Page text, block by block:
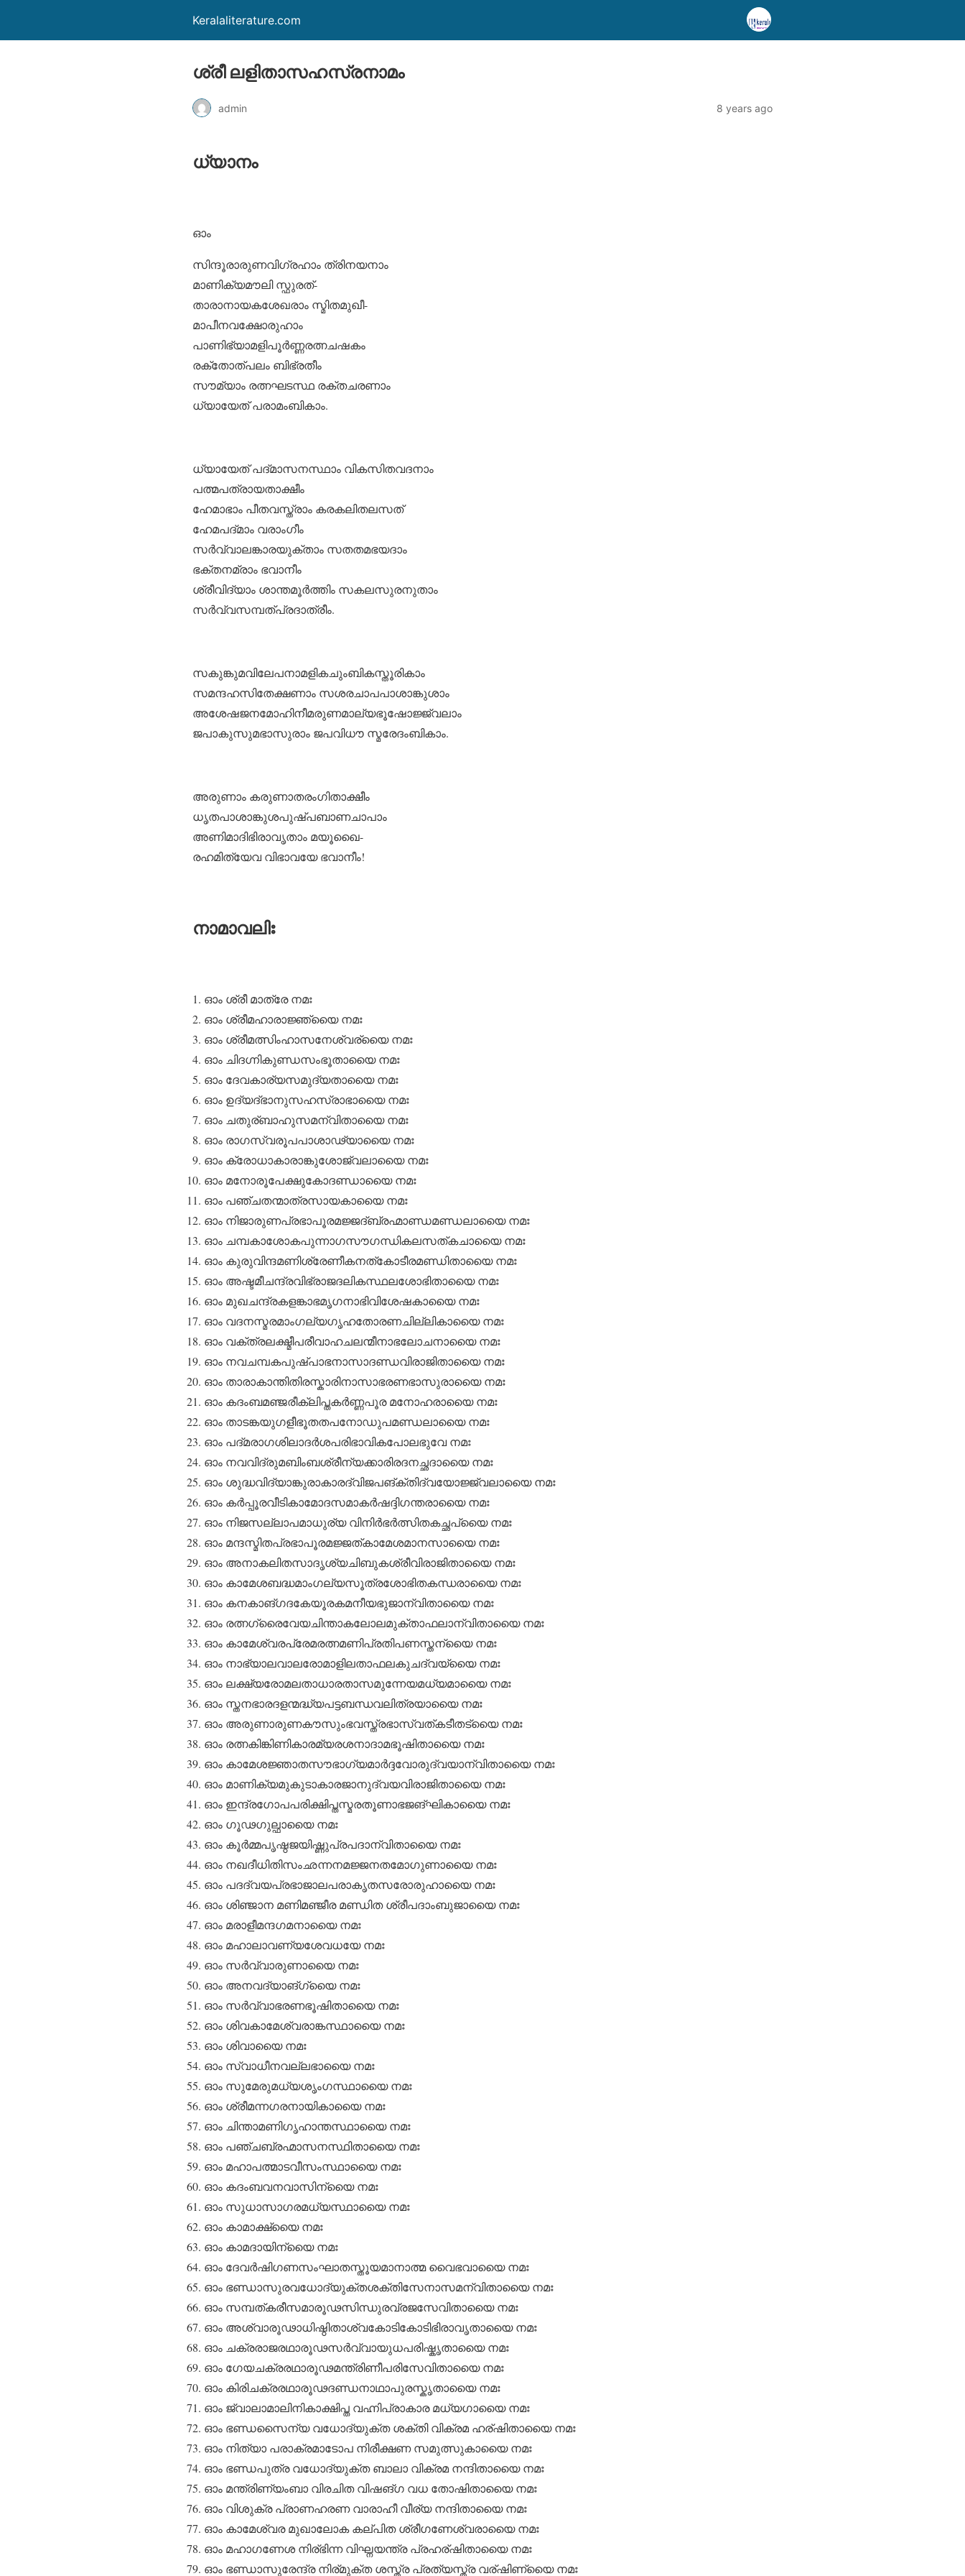
Keralaliterature.com
ശ്രീ ലളിതാസഹസ്രനാമം
admin 8 years ago
ധ്യാനം
ഓം
സിന്ദൂരാരുണവിഗ്രഹാം ത്രിനയനാം
മാണിക്യമൗലി സ്ഫുരത്-
താരാനായകശേഖരാം സ്മിതമുഖീ-
മാപീനവക്ഷോരുഹാം
പാണിഭ്യാമളിപൂർണ്ണരത്നചഷകം
രക്തോത്പലം ബിഭ്രതീം
സൗമ്യാം രത്നഘടസ്ഥ രക്തചരണാം
ധ്യായേത് പരാമംബികാം.
ധ്യായേത് പദ്മാസനസ്ഥാം വികസിതവദനാം
പത്മപത്രായതാക്ഷീം
ഹേമാഭാം പീതവസ്ത്രാം കരകലിതലസത്
ഹേമപദ്മാം വരാംഗീം
സർവ്വാലങ്കാരയുക്താം സതതമഭയദാം
ഭക്തനമ്രാം ഭവാനീം
ശ്രീവിദ്യാം ശാന്തമൂർത്തിം സകലസുരനുതാം
സർവ്വസമ്പത്പ്രദാത്രീം.
സകുങ്കുമവിലേപനാമളികചുംബികസ്തൂരികാം
സമന്ദഹസിതേക്ഷണാം സശരചാപപാശാങ്കുശാം
അശേഷജനമോഹിനീമരുണമാല്യഭൂഷോജ്ജ്വലാം
ജപാകുസുമഭാസുരാം ജപവിധൗ സ്മരേദംബികാം.
അരുണാം കരുണാതരംഗിതാക്ഷീം
ധൃതപാശാങ്കുശപുഷ്പബാണചാപാം
അണിമാദിഭിരാവൃതാം മയൂഖൈ-
രഹമിത്യേവ വിഭാവയേ ഭവാനീം!
നാമാവലിഃ
ഓം ശ്രീ മാത്രേ നമഃ
ഓം ശ്രീമഹാരാജ്ഞ്യൈ നമഃ
ഓം ശ്രീമത്സിംഹാസനേശ്വര്യൈ നമഃ
ഓം ചിദഗ്നികുണ്ഡസംഭൂതായൈ നമഃ
ഓം ദേവകാര്യസമുദ്യതായൈ നമഃ
ഓം ഉദ്യദ്ഭാനുസഹസ്രാഭായൈ നമഃ
ഓം ചതുര്ബാഹുസമന്വിതായൈ നമഃ
ഓം രാഗസ്വരൂപപാശാഢ്യായൈ നമഃ
ഓം ക്രോധാകാരാങ്കുശോജ്വലായൈ നമഃ
ഓം മനോരൂപേക്ഷുകോദണ്ഡായൈ നമഃ
ഓം പഞ്ചതന്മാത്രസായകായൈ നമഃ
ഓം നിജാരുണപ്രഭാപൂരമജ്ജദ്ബ്രഹ്മാണ്ഡമണ്ഡലായൈ നമഃ
ഓം ചമ്പകാശോകപുന്നാഗസൗഗന്ധികലസത്കചായൈ നമഃ
ഓം കുരുവിന്ദമണിശ്രേണീകനത്കോടീരമണ്ഡിതായൈ നമഃ
ഓം അഷ്ടമീചന്ദ്രവിഭ്രാജദലികസ്ഥലശോഭിതായൈ നമഃ
ഓം മുഖചന്ദ്രകളങ്കാഭമൃഗനാഭിവിശേഷകായൈ നമഃ
ഓം വദനസ്മരമാംഗല്യഗൃഹതോരണചില്ലികായൈ നമഃ
ഓം വക്ത്രലക്ഷ്മീപരീവാഹചലന്മീനാഭലോചനായൈ നമഃ
ഓം നവചമ്പകപുഷ്പാഭനാസാദണ്ഡവിരാജിതായൈ നമഃ
ഓം താരാകാന്തിതിരസ്കാരിനാസാഭരണഭാസുരായൈ നമഃ
ഓം കദംബമഞ്ജരീക്ലിപ്തകർണ്ണപൂര മനോഹരായൈ നമഃ
ഓം താടങ്കയുഗളീഭൂതതപനോഡുപമണ്ഡലായൈ നമഃ
ഓം പദ്മരാഗശിലാദർശപരിഭാവികപോലഭുവേ നമഃ
ഓം നവവിദ്രുമബിംബശ്രീന്യക്കാരിരദനച്ഛദായൈ നമഃ
ഓം ശുദ്ധവിദ്യാങ്കുരാകാരദ്വിജപങ്‌ക്തിദ്വയോജ്ജ്വലായൈ നമഃ
ഓം കർപ്പൂരവീടികാമോദസമാകർഷദ്ദിഗന്തരായൈ നമഃ
ഓം നിജസല്ലാപമാധുര്യ വിനിർഭർത്സിതകച്ഛപ്യൈ നമഃ
ഓം മന്ദസ്മിതപ്രഭാപൂരമജ്ജത്കാമേശമാനസായൈ നമഃ
ഓം അനാകലിതസാദൃശ്യചിബുകശ്രീവിരാജിതായൈ നമഃ
ഓം കാമേശബദ്ധമാംഗല്യസൂത്രശോഭിതകന്ധരായൈ നമഃ
ഓം കനകാങ്ഗദകേയൂരകമനീയഭുജാന്വിതായൈ നമഃ
ഓം രത്നഗ്രൈവേയചിന്താകലോലമുക്താഫലാന്വിതായൈ നമഃ
ഓം കാമേശ്വരപ്രേമരത്നമണിപ്രതിപണസ്തന്യൈ നമഃ
ഓം നാഭ്യാലവാലരോമാളിലതാഫലകുചദ്വയ്യൈ നമഃ
ഓം ലക്ഷ്യരോമലതാധാരതാസമുന്നേയമധ്യമായൈ നമഃ
ഓം സ്തനഭാരദളന്മദ്ധ്യപട്ടബന്ധവലിത്രയായൈ നമഃ
ഓം അരുണാരുണകൗസുംഭവസ്ത്രഭാസ്വത്കടീതട്യൈ നമഃ
ഓം രത്നകിങ്കിണികാരമ്യരശനാദാമഭൂഷിതായൈ നമഃ
ഓം കാമേശജ്ഞാതസൗഭാഗ്യമാർദ്ദവോരുദ്വയാന്വിതായൈ നമഃ
ഓം മാണിക്യമുകുടാകാരജാനുദ്വയവിരാജിതായൈ നമഃ
ഓം ഇന്ദ്രഗോപപരിക്ഷിപ്തസ്മരതൂണാഭജങ്ഘികായൈ നമഃ
ഓം ഗൂഢഗുല്ഫായൈ നമഃ
ഓം കൂർമ്മപൃഷ്ഠജയിഷ്ണുപ്രപദാന്വിതായൈ നമഃ
ഓം നഖദീധിതിസംഛന്നനമജ്ജനതമോഗുണായൈ നമഃ
ഓം പദദ്വയപ്രഭാജാലപരാകൃതസരോരുഹായൈ നമഃ
ഓം ശിഞ്ജാന മണിമഞ്ജീര മണ്ഡിത ശ്രീപദാംബുജായൈ നമഃ
ഓം മരാളീമന്ദഗമനായൈ നമഃ
ഓം മഹാലാവണ്യശേവധയേ നമഃ
ഓം സർവ്വാരുണായൈ നമഃ
ഓം അനവദ്യാങ്ഗ്യൈ നമഃ
ഓം സർവ്വാഭരണഭൂഷിതായൈ നമഃ
ഓം ശിവകാമേശ്വരാങ്കസ്ഥായൈ നമഃ
ഓം ശിവായൈ നമഃ
ഓം സ്വാധീനവല്ലഭായൈ നമഃ
ഓം സുമേരുമധ്യശൃംഗസ്ഥായൈ നമഃ
ഓം ശ്രീമന്നഗരനായികായൈ നമഃ
ഓം ചിന്താമണിഗൃഹാന്തസ്ഥായൈ നമഃ
ഓം പഞ്ചബ്രഹ്മാസനസ്ഥിതായൈ നമഃ
ഓം മഹാപത്മാടവീസംസ്ഥായൈ നമഃ
ഓം കദംബവനവാസിന്യൈ നമഃ
ഓം സുധാസാഗരമധ്യസ്ഥായൈ നമഃ
ഓം കാമാക്ഷ്യൈ നമഃ
ഓം കാമദായിന്യൈ നമഃ
ഓം ദേവർഷിഗണസംഘാതസ്തൂയമാനാത്മ വൈഭവായൈ നമഃ
ഓം ഭണ്ഡാസുരവധോദ്യുക്തശക്തിസേനാസമന്വിതായൈ നമഃ
ഓം സമ്പത്കരീസമാരൂഢസിന്ധുരവ്രജസേവിതായൈ നമഃ
ഓം അശ്വാരൂഢാധിഷ്ഠിതാശ്വകോടികോടിഭിരാവൃതായൈ നമഃ
ഓം ചക്രരാജരഥാരൂഢസർവ്വായുധപരിഷ്കൃതായൈ നമഃ
ഓം ഗേയചക്രരഥാരൂഢമന്ത്രിണീപരിസേവിതായൈ നമഃ
ഓം കിരിചക്രരഥാരൂഢദണ്ഡനാഥാപുരസ്കൃതായൈ നമഃ
ഓം ജ്വാലാമാലിനികാക്ഷിപ്ത വഹ്നിപ്രാകാര മധ്യഗായൈ നമഃ
ഓം ഭണ്ഡസൈന്യ വധോദ്യുക്ത ശക്തി വിക്രമ ഹര്ഷിതായൈ നമഃ
ഓം നിത്യാ പരാക്രമാടോപ നിരീക്ഷണ സമുത്സുകായൈ നമഃ
ഓം ഭണ്ഡപുത്ര വധോദ്യുക്ത ബാലാ വിക്രമ നന്ദിതായൈ നമഃ
ഓം മന്ത്രിണ്യംബാ വിരചിത വിഷങ്ഗ വധ തോഷിതായൈ നമഃ
ഓം വിശുക്ര പ്രാണഹരണ വാരാഹീ വീര്യ നന്ദിതായൈ നമഃ
ഓം കാമേശ്വര മുഖാലോക കല്പിത ശ്രീഗണേശ്വരായൈ നമഃ
ഓം മഹാഗണേശ നിര്ഭിന്ന വിഘ്നയന്ത്ര പ്രഹര്ഷിതായൈ നമഃ
ഓം ഭണ്ഡാസുരേന്ദ്ര നിര്മുക്ത ശസ്ത്ര പ്രത്യസ്ത്ര വര്ഷിണ്യൈ നമഃ